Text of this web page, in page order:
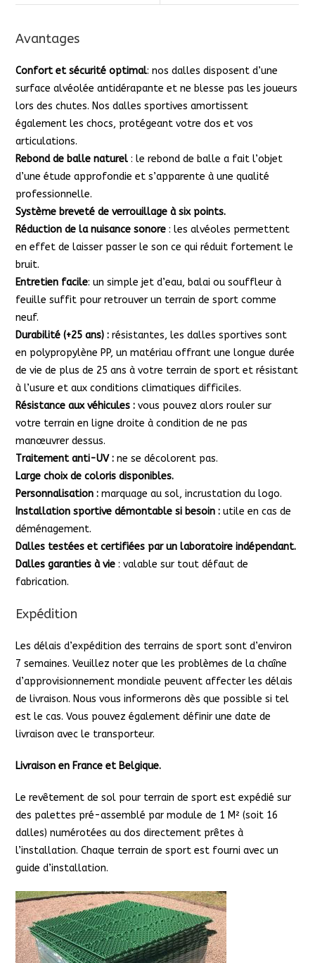
Avantages
Confort et sécurité optimal: nos dalles disposent d’une
surface alvéolée antidérapante et ne blesse pas les joueurs
lors des chutes. Nos dalles sportives amortissent
également les chocs, protégeant votre dos et vos
articulations.
Rebond de balle naturel: le rebond de balle a fait l’objet
d’une étude approfondie et s’apparente à une qualité
professionnelle.
Système breveté de verrouillage à six points.
Réduction de la nuisance sonore: les alvéoles permettent
en effet de laisser passer le son ce qui réduit fortement le
bruit.
Entretien facile: un simple jet d’eau, balai ou souffleur à
feuille suffit pour retrouver un terrain de sport comme
neuf.
Durabilité (+25 ans) : résistantes, les dalles sportives sont
en polypropylène PP, un matériau offrant une longue durée
de vie de plus de 25 ans à votre terrain de sport et résistant
à l’usure et aux conditions climatiques difficiles.
Résistance aux véhicules : vous pouvez alors rouler sur
votre terrain en ligne droite à condition de ne pas
manœuvrer dessus.
Traitement anti-UV : ne se décolorent pas.
Large choix de coloris disponibles.
Personnalisation : marquage au sol, incrustation du logo.
Installation sportive démontable si besoin :utile en cas de
déménagement.
Dalles testées et certifiées par un laboratoire indépendant.
Dalles garanties à vie: valable sur tout défaut de
fabrication.
Expédition
Les délais d’expédition des terrains de sport sont d’environ
7 semaines. Veuillez noter que les problèmes de la chaîne
d’approvisionnement mondiale peuvent affecter les délais
de livraison. Nous vous informerons dès que possible si tel
est le cas. Vous pouvez également définir une date de
livraison avec le transporteur.
Livraison en France et Belgique.
Le revêtement de sol pour terrain de sport est expédié sur
des palettes pré-assemblé par module de 1 M² (soit 16
dalles) numérotées au dos directement prêtes à
l’installation. Chaque terrain de sport est fourni avec un
guide d’installation.